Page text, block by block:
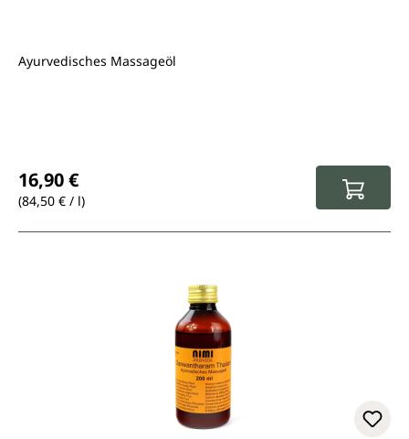
Ayurvedisches Massageöl
16,90 €
(84,50 € / l)